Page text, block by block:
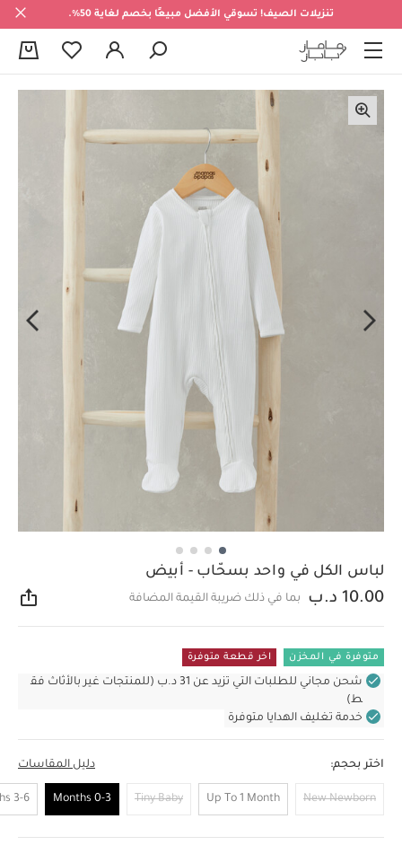
تنزيلات الصيف! تسوقي الأفضل مبيعًا بخصم لغاية 50%.
لباس الكل في واحد بسحّاب - أبيض
10.00 د.ب بما في ذلك ضريبة القيمة المضافة
متوفرة في المخزن اخر قطعة متوفرة
شحن مجاني للطلبات التي تزيد عن 31 د.ب (للمنتجات غير بالأثاث فق
ط)
خدمة تغليف الهدايا متوفرة
اختر بحجم: دليل المقاسات
New Newborn
Up To 1 Month
Tiny Baby
0-3 Months
3-6 Months